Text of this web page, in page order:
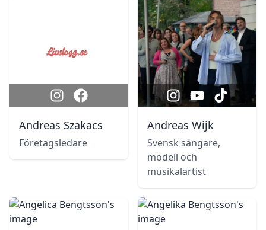
Andreas Szakacs
Företagsledare
Andreas Wijk
Svensk sångare,
modell och
musikalartist